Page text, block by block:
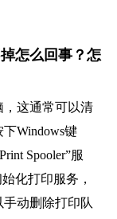
怎么回事？怎
这通常可以清
Windows键
Spooler”服
化打印服务，
动删除打印队